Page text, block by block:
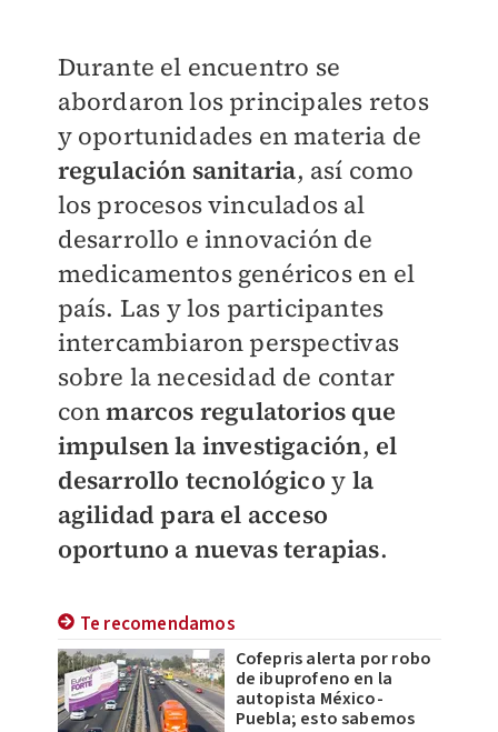
Durante el encuentro se
abordaron los principales retos
y oportunidades en materia de
regulación sanitaria, así como
los procesos vinculados al
desarrollo e innovación de
medicamentos genéricos en el
país. Las y los participantes
intercambiaron perspectivas
sobre la necesidad de contar
conmarcos regulatorios que
impulsen la investigación, el
desarrollo tecnológicoy la
agilidad para el acceso
oportuno a nuevas terapias.
Te recomendamos
Cofepris alerta por robo
de ibuprofeno en la
autopista México-
Puebla; esto sabemos